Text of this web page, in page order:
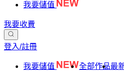
我要儲值
我要收費
登入/註冊
我要儲值 全部作品最